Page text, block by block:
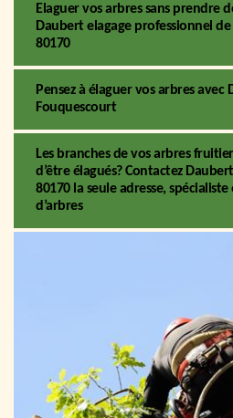
Elaguer vos arbres sans prendre
Daubert elagage professionnel de
80170
Pensez à élaguer vos arbres avec
Fouquescourt
Les branches de vos arbres
d’être élagués? Contactez
80170 la seule adresse, spécialiste
d’arbres